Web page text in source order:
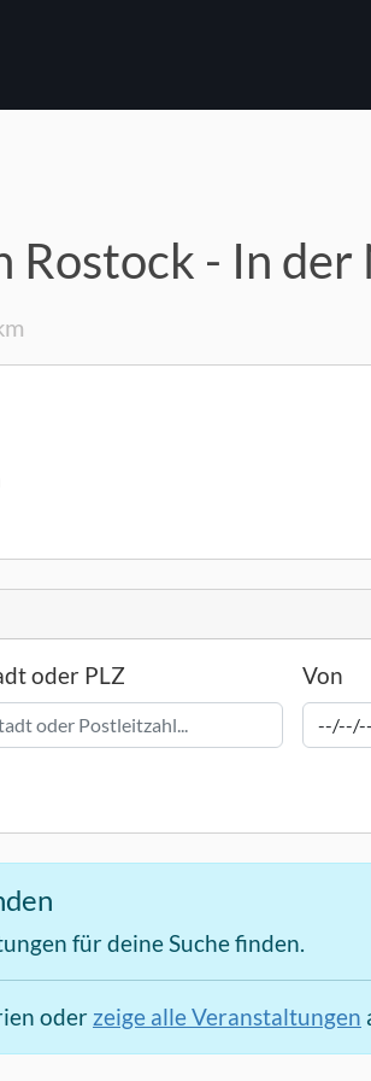
Rostock - In der
oder PLZ Von
für deine Suche finden.
oder zeige alle Veranstaltungen